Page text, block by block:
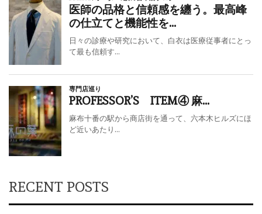
RECENT POSTS